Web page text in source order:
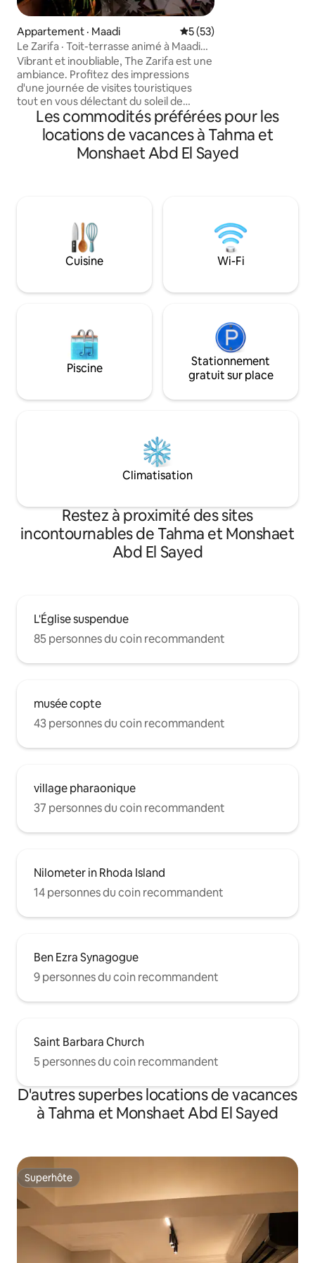
Appartement · Maadi Note moyenne de 5 sur 5,
5 (53)
Le Zarifa · Toit-terrasse animé à Maadi
avec bain extérieur
Vibrant et inoubliable, The Zarifa est une
ambiance. Profitez des impressions
d'une journée de visites touristiques
tout en vous délectant du soleil de
l'heure dorée dans une baignoire sur
pattes avec vue sur la silhouette
luxuriante du quartier du Maadi au Caire.
Cet appartement sur le toit flamboyant
repas à l'intérieur et à l'extérieur. Conçu
avec soin autour de matériaux et de
meubles sur mesure, anciens et rétro, il
offre un séjour authentiquement
Les commodités préférées pour les
locations de vacances à Tahma et
Monshaet Abd El Sayed
Cuisine Wi-Fi
Piscine
Stationnement
gratuit sur place
Climatisation
Restez à proximité des sites
incontournables de Tahma et Monshaet
Abd El Sayed
L'Église suspendue
85 personnes du coin recommandent
musée copte
43 personnes du coin recommandent
village pharaonique
37 personnes du coin recommandent
Nilometer in Rhoda Island
14 personnes du coin recommandent
Ben Ezra Synagogue
9 personnes du coin recommandent
Saint Barbara Church
5 personnes du coin recommandent
D'autres superbes locations de vacances
à Tahma et Monshaet Abd El Sayed
Superhôte
Superhôte